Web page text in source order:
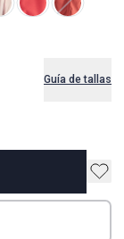
Guía de tallas